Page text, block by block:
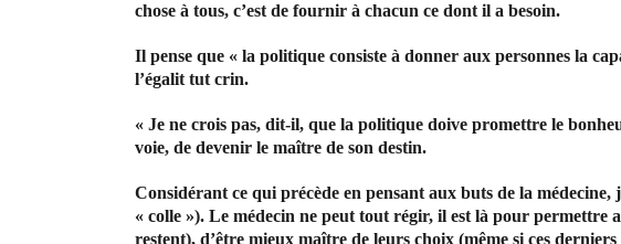
chose à tous, c’est de fournir à chacun ce dont il a besoin.
Il pense que « la politique consiste à donner aux personnes la
l’égalit tut crin.
« Je ne crois pas, dit-il, que la politique doive promettre le
voie, de devenir le maître de son destin.
Considérant ce qui précède en pensant aux buts de la
« colle »). Le médecin ne peut tout régir, il est là pour permettre
restent), d’être mieux maître de leurs choix (même si ces